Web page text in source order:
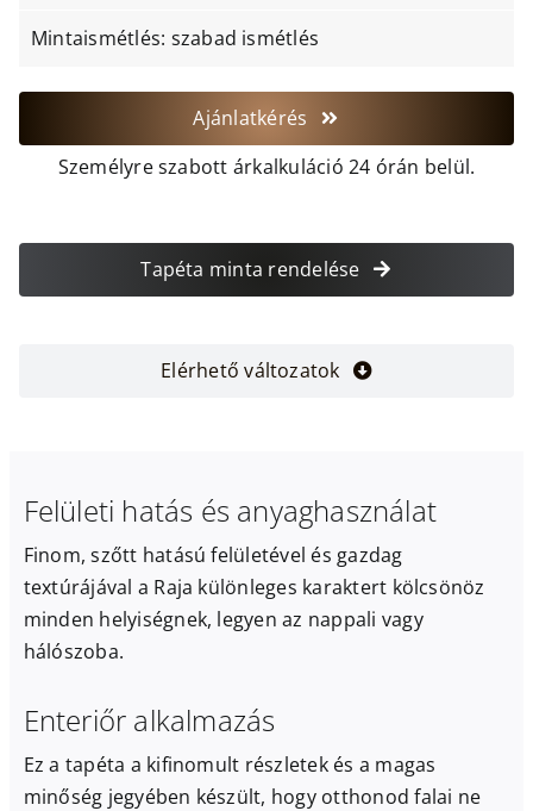
Mintaismétlés: szabad ismétlés
Ajánlatkérés
Személyre szabott árkalkuláció 24 órán belül.
Tapéta minta rendelése
Elérhető változatok
Felületi hatás és anyaghasználat
Finom, szőtt hatású felületével és gazdag
textúrájával a Raja különleges karaktert kölcsönöz
minden helyiségnek, legyen az nappali vagy
hálószoba.
Enteriőr alkalmazás
Ez a tapéta a kifinomult részletek és a magas
minőség jegyében készült, hogy otthonod falai ne